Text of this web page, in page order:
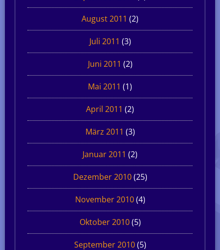
August 2011 (2)
Juli 2011 (3)
Juni 2011 (2)
Mai 2011 (1)
April 2011 (2)
März 2011 (3)
Januar 2011 (2)
Dezember 2010(25)
November 2010(4)
Oktober 2010(5)
September 2010(5)